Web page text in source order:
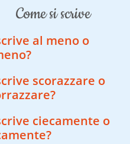
come si scrive
al meno o
scorazzare o
ciecamente o